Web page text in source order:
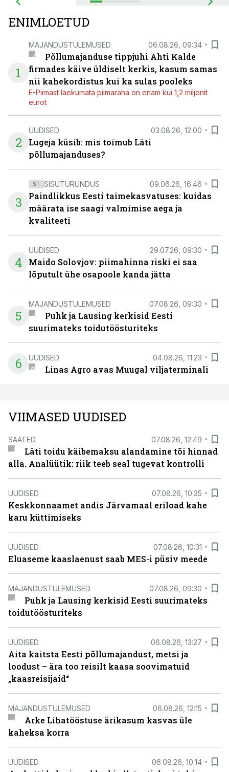
ENIMLOETUD
1
MAJANDUSTULEMUSED 06.08.26, 09:34
Põllumajanduse tippjuhi Ahti Kalde
firmades käive üldiselt kerkis, kasum samas
nii kahekordistus kui ka sulas pooleks
E-Piimast laekumata piimaraha on enam kui 1,2 miljonit
eurot
2
UUDISED 03.08.26, 12:00
Lugeja küsib: mis toimub Läti
põllumajanduses?
3
ST SISUTURUNDUS 09.06.26, 16:46
Paindlikkus Eesti taimekasvatuses: kuidas
määrata ise saagi valmimise aega ja
kvaliteeti
4
UUDISED 29.07.26, 09:30
Maido Solovjov: piimahinna riski ei saa
lõputult ühe osapoole kanda jätta
5
MAJANDUSTULEMUSED 07.08.26, 09:30
Puhk ja Lausing kerkisid Eesti
suurimateks toidutöösturiteks
6 UUDISED 04.08.26, 11:23
Linas Agro avas Muugal viljaterminali
VIIMASED UUDISED
SAATED 07.08.26, 12:49
Läti toidu käibemaksu alandamine tõi hinnad
alla. Analüütik: riik teeb seal tugevat kontrolli
UUDISED 07.08.26, 10:35
Keskkonnaamet andis Järvamaal eriload kahe
karu küttimiseks
UUDISED 07.08.26, 10:31
Eluaseme kaaslaenust saab MES-i püsiv meede
MAJANDUSTULEMUSED 07.08.26, 09:30
Puhk ja Lausing kerkisid Eesti suurimateks
toidutöösturiteks
UUDISED 06.08.26, 13:27
Aita kaitsta Eesti põllumajandust, metsi ja
loodust – ära too reisilt kaasa soovimatuid
„kaasreisijaid“
MAJANDUSTULEMUSED 06.08.26, 12:15
Arke Lihatööstuse ärikasum kasvas üle
kaheksa korra
UUDISED 06.08.26, 10:14